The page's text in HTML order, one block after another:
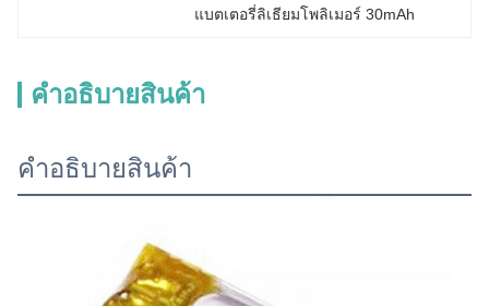
แบตเตอรี่ลิเธียมโพลิเมอร์ 30mAh
คําอธิบายสินค้า
คําอธิบายสินค้า